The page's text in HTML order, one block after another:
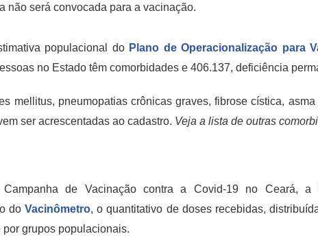
não será convocada para a vacinação.
populacional do Plano de Operacionalização para
no Estado têm comorbidades e 406.137, deficiência
mellitus, pneumopatias crônicas graves, fibrose cística,
ser acrescentadas ao cadastro. Veja a lista de outras
de Vacinação contra a Covid-19 no Ceará, a
doVacinômetro, o quantitativo de doses recebidas,
grupos populacionais.